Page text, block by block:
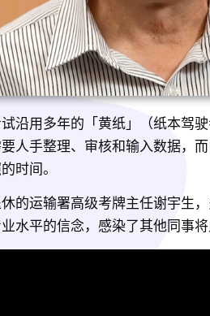
沿用多年的「黄纸」（纸本驾
人手整理、审核和输入数据，
时间。
的运输署高级考牌主任谢宇生
水平的信念，感染了其他同事将